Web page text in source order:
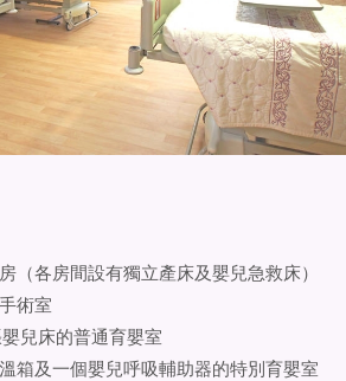
（各房間設有獨立產床及嬰兒急救床）
術室
兒床的普通育嬰室
箱及一個嬰兒呼吸輔助器的特別育嬰室